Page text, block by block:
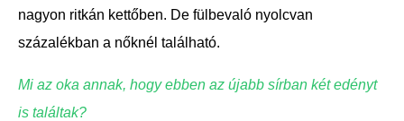
nagyon ritkán kettőben. De fülbevaló nyolcvan
százalékban a nőknél található.
Mi az oka annak, hogy ebben az újabb sírban két edényt
is találtak?